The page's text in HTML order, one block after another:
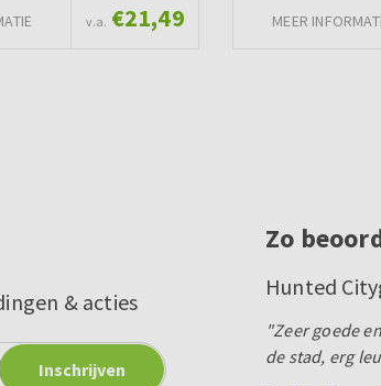
v.a. €21,49 MEER
& acties
Zo
Hunted
"Zeer goede
de stad, erg